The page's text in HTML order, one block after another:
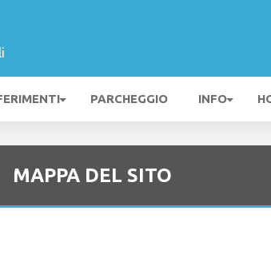
PARCHEGGIO INFO
MAPPA DEL SITO